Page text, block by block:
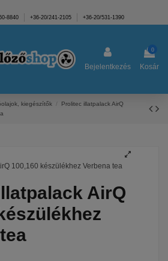
8840 +36-20/241-2105 +36-20/531-1390
Bejelentkezés
0
Kosár
kiegészítők
Prolitec illatpalack AirQ
AirQ